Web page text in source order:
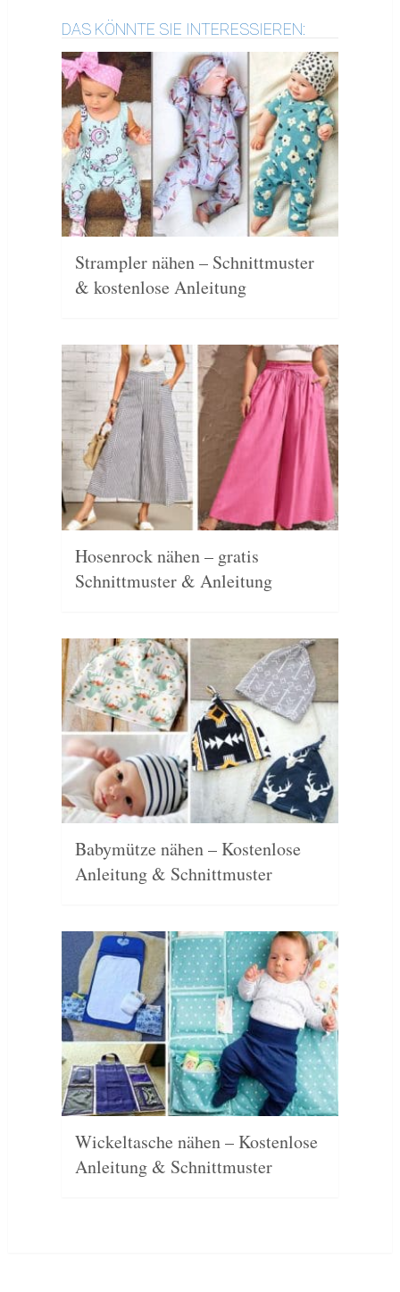
DAS KÖNNTE SIE INTERESSIEREN:
Strampler nähen – Schnittmuster
& kostenlose Anleitung
Hosenrock nähen – gratis
Schnittmuster & Anleitung
Babymütze nähen – Kostenlose
Anleitung & Schnittmuster
Wickeltasche nähen – Kostenlose
Anleitung & Schnittmuster